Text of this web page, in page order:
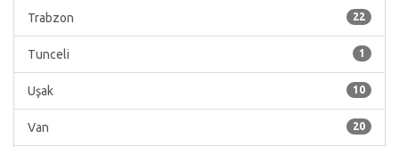
22
Trabzon
1
Tunceli
10
Uşak
20
Van